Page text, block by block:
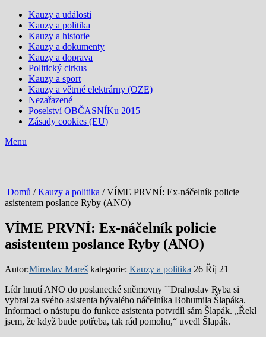
Kauzy a události
Kauzy a politika
Kauzy a historie
Kauzy a dokumenty
Kauzy a doprava
Politický cirkus
Kauzy a sport
Kauzy a větrné elektrárny (OZE)
Nezařazené
Poselství OBČASNÍKu 2015
Zásady cookies (EU)
Menu
Domů /Kauzy a politika / VÍME PRVNÍ: Ex-náčelník policie
asistentem poslance Ryby (ANO)
VÍME PRVNÍ: Ex-náčelník policie
asistentem poslance Ryby (ANO)
Autor:Miroslav Mareš kategorie: Kauzy a politika 26 Říj 21
Lídr hnutí ANO do poslanecké sněmovny ¨¨Drahoslav Ryba si
vybral za svého asistenta bývalého náčelníka Bohumila Šlapáka.
Informaci o nástupu do funkce asistenta potvrdil sám Šlapák. „Řekl
jsem, že když bude potřeba, tak rád pomohu,“ uvedl Šlapák.